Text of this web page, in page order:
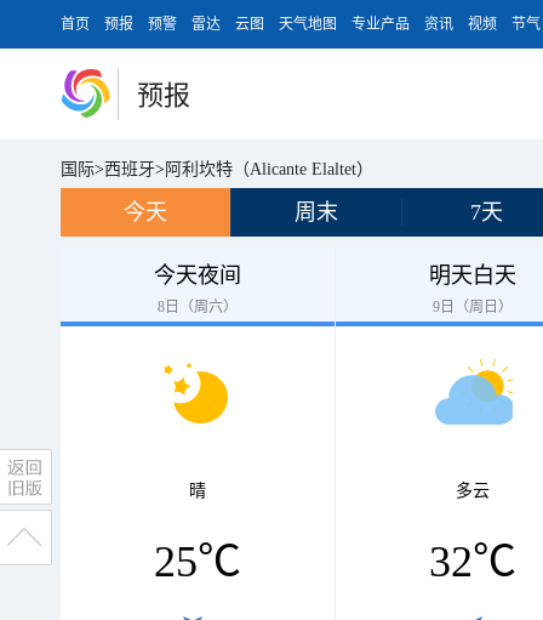
首页 预报 预警 雷达 云图 天气地图 专业产品 资讯 视频 节气
预报
国际>西班牙> 阿利坎特（Alicante Elaltet）
今天 周末 7天
今天夜间
8日（周六）
晴
25℃
明天白天
9日（周日）
多云
32℃